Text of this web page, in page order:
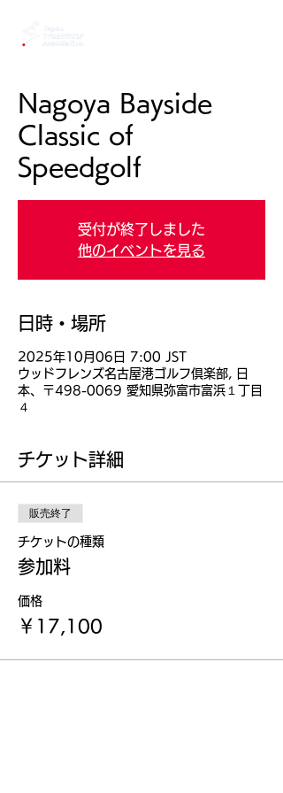
Nagoya Bayside
Classic of
Speedgolf
受付が終了しました
他のイベントを見る
日時・場所
2025年10月06日 7:00 JST
ウッドフレンズ名古屋港ゴルフ倶楽部, 日
本、〒498-0069 愛知県弥富市富浜１丁目
４
チケット詳細
販売終了
チケットの種類
参加料
価格
￥17,100